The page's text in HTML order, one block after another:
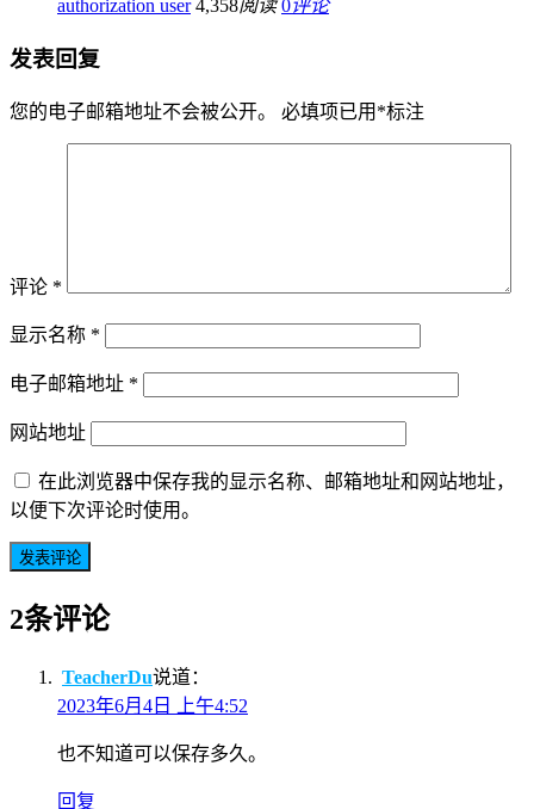
authorization user 4,358阅读 0评论
发表回复
您的电子邮箱地址不会被公开。 必填项已用 *标注
评论 *
显示名称 *
电子邮箱地址 *
网站地址
在此浏览器中保存我的显示名称、邮箱地址和网站地址，
以便下次评论时使用。
2条评论
TeacherDu说道：
2023年6月4日 上午4:52
也不知道可以保存多久。
回复